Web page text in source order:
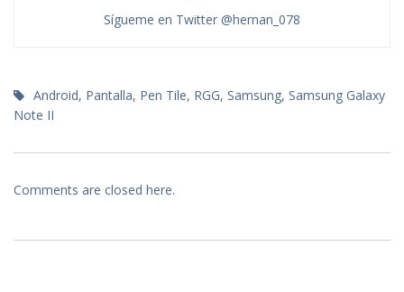
Sígueme en Twitter @hernan_078
Android, Pantalla, Pen Tile, RGG, Samsung, Samsung Galaxy
Note II
Comments are closed here.